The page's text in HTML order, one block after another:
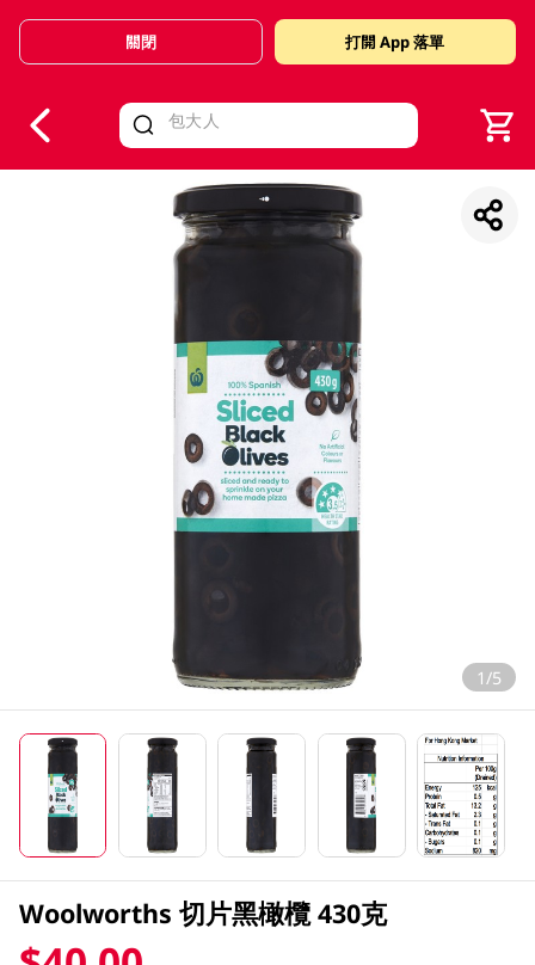
Valid Until 30 June 2026
關閉 打開 App 落單
1/5
Woolworths 切片黑橄欖 430克